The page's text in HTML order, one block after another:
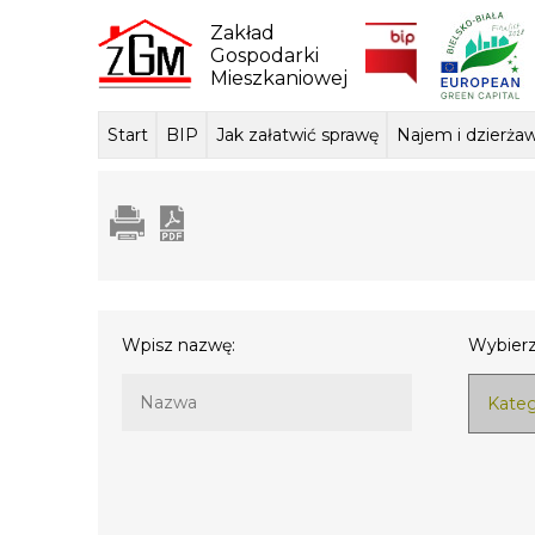
Zakład
Gospodarki
Mieszkaniowej
Start BIP Jak załatwić sprawę Najem i
Wpisz nazwę: